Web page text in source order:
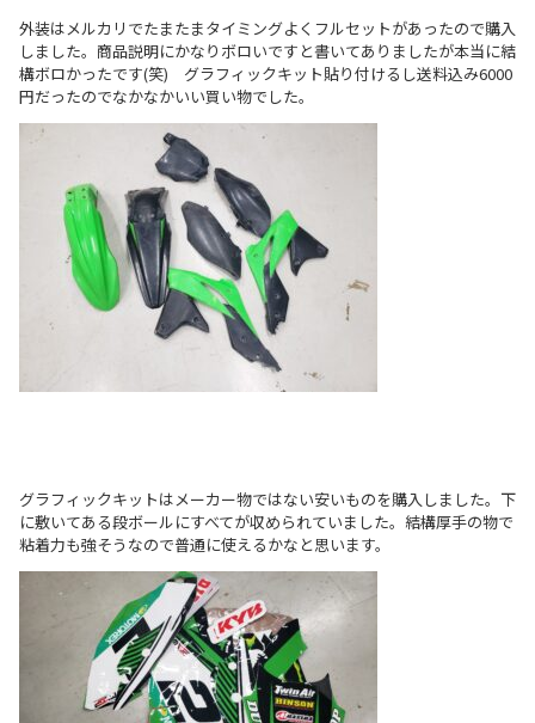
外装はメルカリでたまたまタイミングよくフルセットがあったので購入
しました。商品説明にかなりボロいですと書いてありましたが本当に結
構ボロかったです(笑) グラフィックキット貼り付けるし送料込み6000
円だったのでなかなかいい買い物でした。
グラフィックキットはメーカー物ではない安いものを購入しました。下
に敷いてある段ボールにすべてが収められていました。結構厚手の物で
粘着力も強そうなので普通に使えるかなと思います。